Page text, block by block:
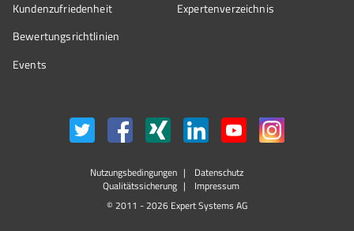
Kundenzufriedenheit
Bewertungs­richtlinien
Events
Expertenverzeichnis
Nutzungsbedingungen
Datenschutz
Qualitätssicherung
Impressum
© 2011 - 2026 Expert Systems AG